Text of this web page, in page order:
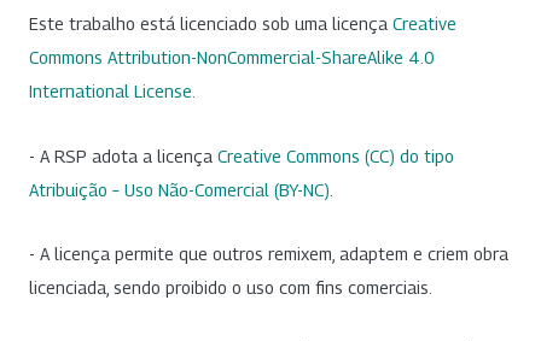
Este trabalho está licenciado sob uma licença Creative
Commons Attribution-NonCommercial-ShareAlike 4.0
International License
- A RSP adota a licença Creative Commons (CC) do tipo
Atribuição – Uso Não-Comercial (BY-NC)
- A licença permite que outros remixem, adaptem e criem obra
licenciada, sendo proibido o uso com fins comerciais.